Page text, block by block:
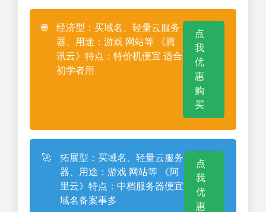
🌐
经济型：买域名、轻量云服务
器、用途：游戏 网站等 《腾
讯云》特点：特价机便宜 适合
初学者用
点
我
优
惠
购
买
🚀
拓展型：买域名、轻量云服务
器、用途：游戏 网站等 《阿
里云》特点：中档服务器便宜
域名备案事多
点
我
优
惠